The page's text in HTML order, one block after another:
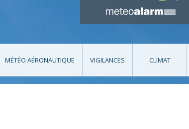
MÉTÉO AÉRONAUTIQUE VIGILANCES CLIMAT